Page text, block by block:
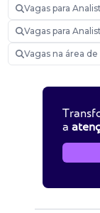
Vagas para
Vagas para
Vagas na área
a